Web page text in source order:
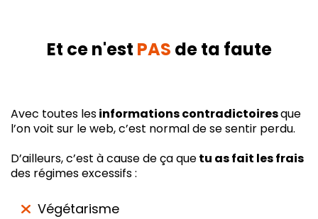
Et ce n'est PAS de ta faute
Avec toutes lesinformations contradictoiresque
l’on voit sur le web, c’est normal de se sentir perdu.
D’ailleurs, c’est à cause de ça quetu as fait les frais
des régimes excessifs :
Végétarisme